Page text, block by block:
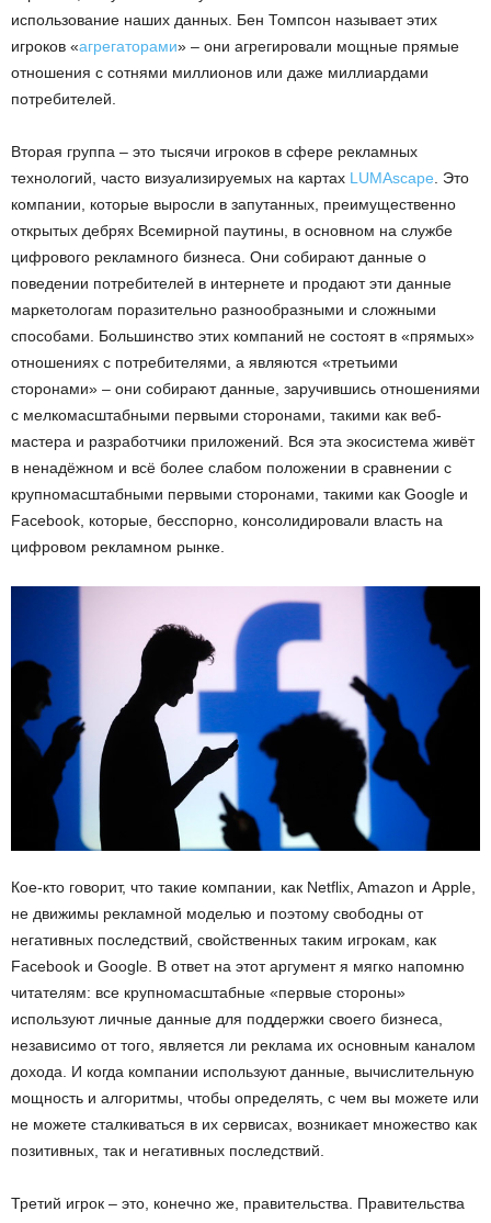
использование наших данных. Бен Томпсон называет этих
игроков «агрегаторами» – они агрегировали мощные прямые
отношения с сотнями миллионов или даже миллиардами
потребителей.
Вторая группа – это тысячи игроков в сфере рекламных
технологий, часто визуализируемых на картах LUMAscape . Это
компании, которые выросли в запутанных, преимущественно
открытых дебрях Всемирной паутины, в основном на службе
цифрового рекламного бизнеса. Они собирают данные о
поведении потребителей в интернете и продают эти данные
маркетологам поразительно разнообразными и сложными
способами. Большинство этих компаний не состоят в «прямых»
отношениях с потребителями, а являются «третьими
сторонами» – они собирают данные, заручившись отношениями
с мелкомасштабными первыми сторонами, такими как веб-
мастера и разработчики приложений. Вся эта экосистема живёт
в ненадёжном и всё более слабом положении в сравнении с
крупномасштабными первыми сторонами, такими как Google и
Facebook, которые, бесспорно, консолидировали власть на
цифровом рекламном рынке.
Кое-кто говорит, что такие компании, как Netflix, Amazon и Apple,
не движимы рекламной моделью и поэтому свободны от
негативных последствий, свойственных таким игрокам, как
Facebook и Google. В ответ на этот аргумент я мягко напомню
читателям: все крупномасштабные «первые стороны»
используют личные данные для поддержки своего бизнеса,
независимо от того, является ли реклама их основным каналом
дохода. И когда компании используют данные, вычислительную
мощность и алгоритмы, чтобы определять, с чем вы можете или
не можете сталкиваться в их сервисах, возникает множество как
позитивных, так и негативных последствий.
Третий игрок – это, конечно же, правительства. Правительства